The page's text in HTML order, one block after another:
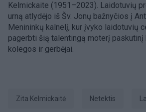
Kelmickaite (1951–2023). Laidotuvių
urną atlydėjo iš Šv. Jonų bažnyčios į
Menininkų kalnelį, kur įvyko laidotuvių
pagerbti šią talentingą moterį paskutinį
kolegos ir gerbėjai.
Zita Kelmickaitė netektis